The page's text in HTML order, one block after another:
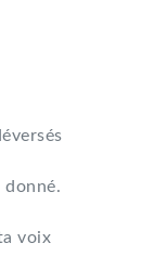
donné.
voix